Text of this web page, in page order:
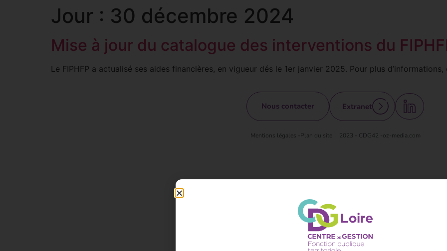
Jour : 30 décembre 2024
Mise à jour du catalogue des interventions du
Le FIPHFP a actualisé ses aides financières, en vigueur dés le 1er janvier 2025. Pour plus
Nous contacter Extranet
Mentions légales - Plan du site 2023 - CDG42 - oz-media.com